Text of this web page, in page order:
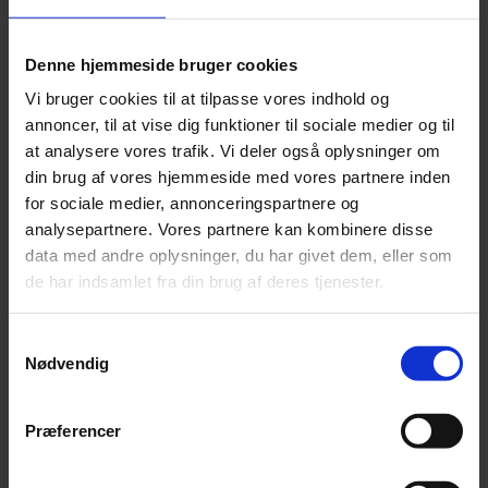
Denne hjemmeside bruger cookies
Vi bruger cookies til at tilpasse vores indhold og
annoncer, til at vise dig funktioner til sociale medier og til
at analysere vores trafik. Vi deler også oplysninger om
din brug af vores hjemmeside med vores partnere inden
for sociale medier, annonceringspartnere og
analysepartnere. Vores partnere kan kombinere disse
data med andre oplysninger, du har givet dem, eller som
de har indsamlet fra din brug af deres tjenester.
Nødvendig
Præferencer
Sammensætning:
Dextrose, forblanding, natriumchlorid, kaliumclorid, æblefibre,
mynte, honning, natriumbicarbonat.
Tilsætningsstoffer ernæringsmæssige:
A-vitamin, 3a672a 50.000 IE
D3-vitamin, 3a6715.000 IE
E-vitamin / Alfatokoferol, 3a700 136 mg/kg
C-vitamin, 3a300 1.500 mg/kg
10 g pr. 100 kg hest.